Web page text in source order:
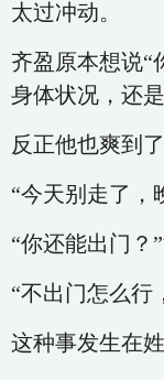
太过冲动。
齐盈原本想说“
身体状况，还是
反正他也爽到
“今天别走了，
“你还能出门？
“不出门怎么行
这种事发生在